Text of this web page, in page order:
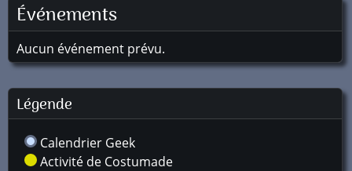
Événements
Aucun événement prévu.
Légende
Calendrier Geek
Activité de Costumade